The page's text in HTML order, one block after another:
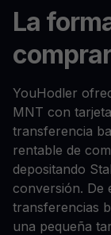
La
YouHodler
MNT con
transferencia
rentable de
depositando
conversión. De
transferencias
una pequeña